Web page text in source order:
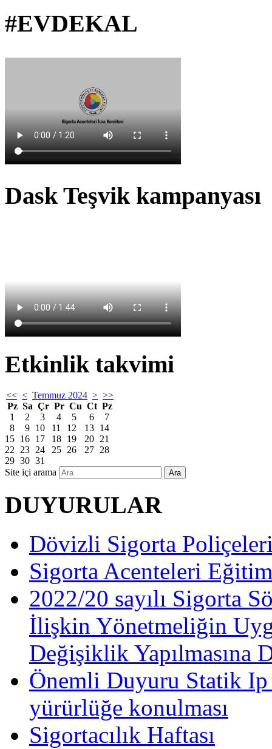
#EVDEKAL
Dask Teşvik kampanyası
Etkinlik takvimi
<< < Temmuz 2024 > >>
Pz Sa Çr Pr Cu Ct Pz
1
2 3 4 5 6
7
8
9 10 11 12 13 14
15 16 17 18 19 20 21
22
23 24 25 26 27 28
29 30 31
Site içi arama
Ara
DUYURULAR
Dövizli Sigorta
Sigorta Acenteleri
2022/20 sayılı Sigorta
İlişkin Yönetmeliğin
Değişiklik Yapılmasına
Önemli Duyuru Statik Ip
yürürlüğe konulması
Sigortacılık Haftası